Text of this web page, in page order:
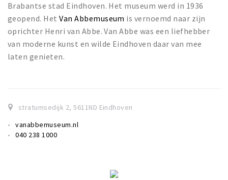
Inloggen
Brabantse stad Eindhoven. Het museum werd in 1936
geopend. HetVan Abbemuseum is vernoemd naar zijn
oprichter Henri van Abbe. Van Abbe was een liefhebber
van moderne kunst en wilde Eindhoven daar van mee
laten genieten.
stratumsedijk 2,5611ND Eindhoven
vanabbemuseum.nl
040 238 1000